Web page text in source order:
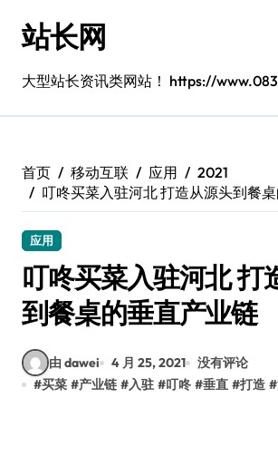
站长网
大型站长资讯类网站！ https://
首页 移动互联 应用
2021
叮咚买菜入驻河北 打造从源头到餐
应用
叮咚买菜入驻河北 打
到餐桌的垂直产业链
由 dawei 4 月 25, 2021
没有评论
#买菜 #产业链 #入驻 #叮咚 #垂直 #打造 #